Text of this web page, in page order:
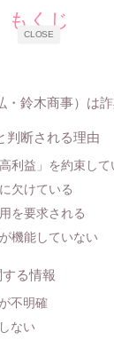
CLOSE
もくじ
・鈴木商事）は
判断される理由
利益」を約束して
欠けている
を要求される
機能していない
る情報
不明確
ない